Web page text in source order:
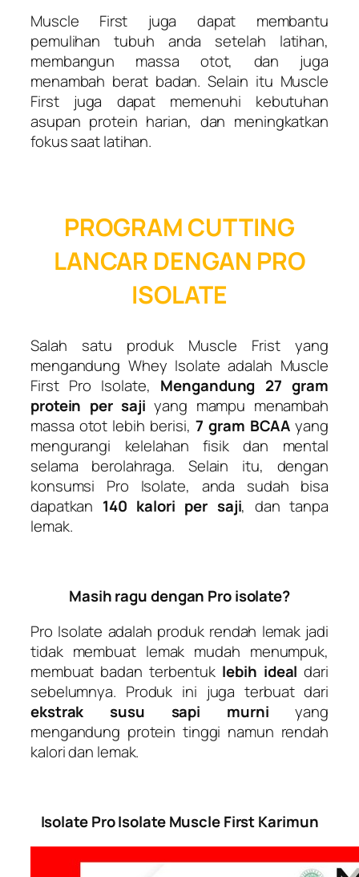
Muscle First juga dapat membantu
pemulihan tubuh anda setelah latihan,
membangun massa otot, dan juga
menambah berat badan. Selain itu Muscle
First juga dapat memenuhi kebutuhan
asupan protein harian, dan meningkatkan
fokus saat latihan.
PROGRAM CUTTING
LANCAR DENGAN PRO
ISOLATE
Salah satu produk Muscle Frist yang
mengandung Whey Isolate adalah Muscle
First Pro Isolate, Mengandung 27 gram
protein per saji yang mampu menambah
massa otot lebih berisi, 7 gram BCAA yang
mengurangi kelelahan fisik dan mental
selama berolahraga. Selain itu, dengan
konsumsi Pro Isolate, anda sudah bisa
dapatkan 140 kalori per saji, dan tanpa
lemak.
Masih ragu dengan Pro isolate?
Pro Isolate adalah produk rendah lemak jadi
tidak membuat lemak mudah menumpuk,
membuat badan terbentuk lebih ideal dari
sebelumnya. Produk ini juga terbuat dari
ekstrak susu sapi murni yang
mengandung protein tinggi namun rendah
kalori dan lemak.
Isolate Pro Isolate Muscle First Karimun